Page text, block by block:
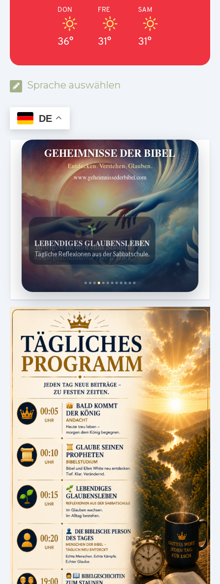
DON
36°
FRE
31°
SAM
31°
Sprache auswählen
DE
GEHEIMNISSE DER BIBEL
Entdecken. Verstehen. Glauben.
www.geheimnissederbibel.com
Bibelgeschichten zum Staunen
Kindergeschichten für 7 bis 12 Jahre.